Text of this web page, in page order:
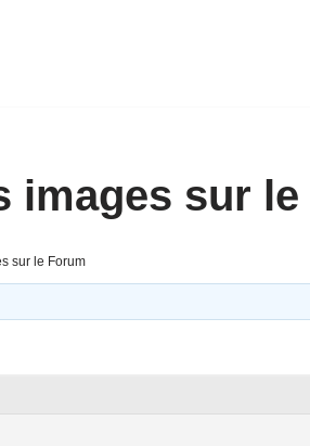
images sur le
sur le Forum